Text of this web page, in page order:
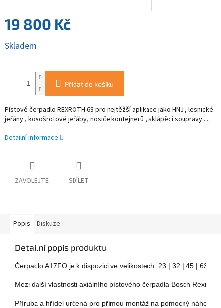
19 800 Kč
cena:
Skladem
Přidat do košíku
Pístové čerpadlo REXROTH 63 pro nejtěžší aplikace jako HNJ , lesnické
jeřány , kovošrotové jeřáby, nosiče kontejnerů , sklápěcí soupravy ....
Detailní informace
ZAVOLEJTE SDÍLET
Popis Diskuze
Detailní popis produktu
Čerpadlo A17FO je k dispozici ve velikostech: 23 | 32 | 45 | 63 |
Mezi další vlastnosti axiálního pístového čerpadla Bosch Rexroth
Příruba a hřídel určená pro přímou montáž na pomocný náhon